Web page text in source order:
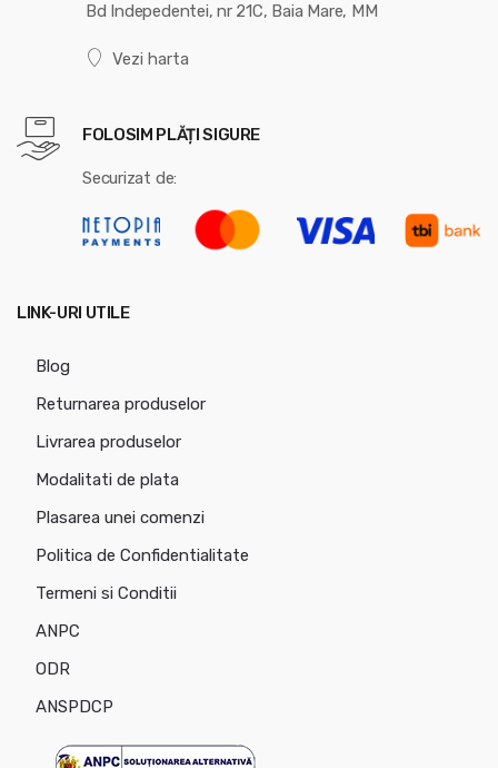
Bd Indepedentei, nr 21C, Baia Mare, MM
Vezi harta
FOLOSIM PLĂȚI SIGURE
Securizat de:
LINK-URI UTILE
Blog
Returnarea produselor
Livrarea produselor
Modalitati de plata
Plasarea unei comenzi
Politica de Confidentialitate
Termeni si Conditii
ANPC
ODR
ANSPDCP